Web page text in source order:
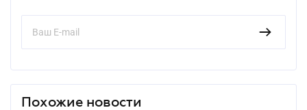
Похожие новости